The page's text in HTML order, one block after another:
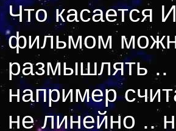
Что касается
фильмом
размышлять ..
например
не линейно ..